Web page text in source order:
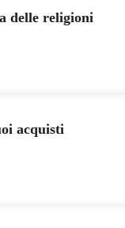
delle religioni
acquisti